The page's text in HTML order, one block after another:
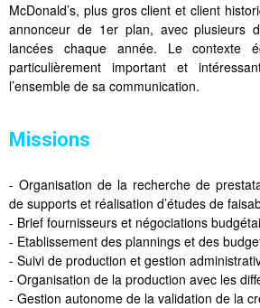
McDonald’s, plus gros client et client
annonceur de 1er plan, avec plusieurs
lancées chaque année. Le contexte
particulièrement important et
l’ensemble de sa communication.
Missions
- Organisation de la recherche de
de supports et réalisation d’études de
- Brief fournisseurs et négociations
- Etablissement des plannings et des
- Suivi de production et gestion
- Organisation de la production avec les
- Gestion autonome de la validation de la